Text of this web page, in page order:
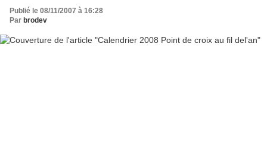
Publié le 08/11/2007 à 16:28
Par brodev